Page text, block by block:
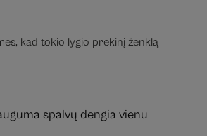
kad tokio lygio prekinį ženklą
spalvų dengia vienu